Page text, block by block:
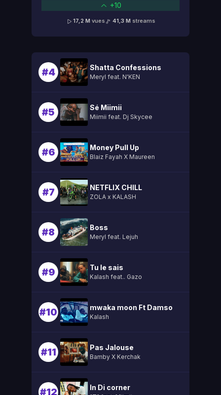
+10
17,2 M vues 41,3 M streams
#4 Shatta Confessions
Meryl feat. N'KEN
#5 Sé Miimii
Miimii feat. Dj Skycee
#6 Money Pull Up
Blaiz Fayah X Maureen
#7 NETFLIX CHILL
ZOLA x KALASH
#8 Boss
Meryl feat. Lejuh
#9 Tu le sais
Kalash feat.. Gazo
#10 mwaka moon Ft Damso
Kalash
#11 Pas Jalouse
Bamby X Kerchak
#12 In Di corner